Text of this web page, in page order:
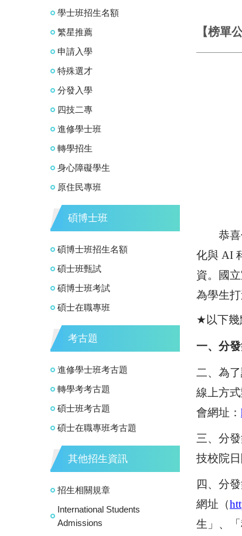
學士班招生名額
繁星推薦
申請入學
特殊選才
分發入學
四技二專
進修學士班
轉學招生
身心障礙學生
原住民專班
碩博士班
碩博士班招生名額
碩士班甄試
碩博士班考試
碩士在職專班
考古題
進修學士班考古題
轉學考考古題
碩士班考古題
碩士在職專班考古題
其他招生資訊
招生相關規章
International Students
Admissions
【榜單
恭喜
化與 AI
資。國
為學生
★以下
一、分
二、 為
線上方
會網址：
三、 分
技校院
四、 分
網址（
生」、